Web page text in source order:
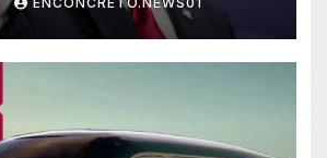
por supuestos